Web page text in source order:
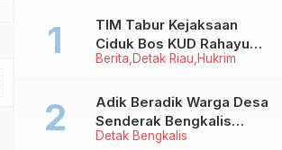
Berita Detak Riau Hukrim
TIM Tabur Kejaksaan
Ciduk Bos KUD Rahayu
Makmur Inhu di Kalbar,
Rp2,8 M
Detak Bengkalis
Adik Beradik Warga Desa
Senderak Bengkalis
‘Ditendang’ ke Malaysia,